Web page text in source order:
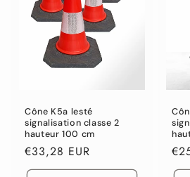
Cône K5a lesté
signalisation classe 2
hauteur 100 cm
Prix
habituel
€33,28 EUR